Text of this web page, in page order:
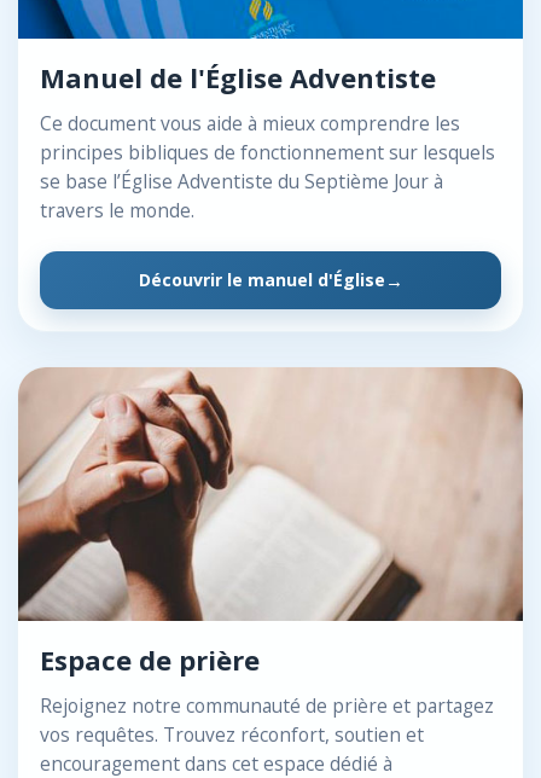
Manuel de l'Église Adventiste
Ce document vous aide à mieux comprendre les
principes bibliques de fonctionnement sur lesquels
se base l’Église Adventiste du Septième Jour à
travers le monde.
Découvrir le manuel d'Église
Espace de prière
Rejoignez notre communauté de prière et partagez
vos requêtes. Trouvez réconfort, soutien et
encouragement dans cet espace dédié à